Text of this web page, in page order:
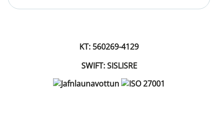
KT: 560269-4129
SWIFT: SISLISRE